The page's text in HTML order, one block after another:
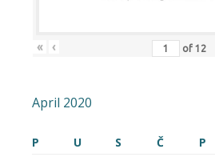
« ‹ of 12
April 2020
P U S Č P